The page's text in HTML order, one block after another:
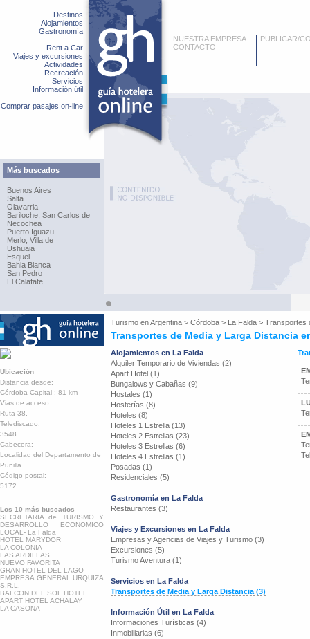
Destinos
Alojamientos
Gastronomía
Rent a Car
Viajes y excursiones
Actividades
Recreación
Servicios
Información útil
Comprar pasajes on-line
Más buscados
Buenos Aires
Salta
Olavarria
Bariloche, San Carlos de
Necochea
Puerto Iguazu
Merlo, Villa de
Ushuaia
Esquel
Bahia Blanca
San Pedro
El Calafate
NUESTRA EMPRESA
CONTACTO
PUBLICAR/
Turismo enArgentina > Córdoba > La Falda > Transportes
Transportes de Media y Larga Distancia
Ubicación
Distancia desde:
Córdoba Capital : 81 km
Vias de acceso:
Ruta 38.
Telediscado:
3548
Cabecera:
Localidad del Departamento de
Punilla
Código postal:
5172
Los 10 más buscados
SECRETARIA de TURISMO Y
DESARROLLO ECONOMICO
LOCAL- La Falda
HOTEL MARYDOR
LA COLONIA
LAS ARDILLAS
NUEVO FAVORITA
GRAN HOTEL DEL LAGO
EMPRESA GENERAL URQUIZA
S.R.L.
BALCON DEL SOL HOTEL
APART HOTEL ACHALAY
LA CASONA
Alojamientos en La Falda
Alquiler Temporario de Viviendas (2)
Apart Hotel (1)
Bungalows y Cabañas (9)
Hostales (1)
Hosterías (8)
Hoteles (8)
Hoteles 1 Estrella (13)
Hoteles 2 Estrellas (23)
Hoteles 3 Estrellas (6)
Hoteles 4 Estrellas (1)
Posadas (1)
Residenciales (5)
Gastronomía en La Falda
Restaurantes (3)
Viajes y Excursiones en La Falda
Empresas y Agencias de Viajes y Turismo (3)
Excursiones (5)
Turismo Aventura (1)
Servicios en La Falda
Transportes de Media y Larga Distancia (3)
Información Útil en La Falda
Informaciones Turísticas (4)
Inmobiliarias (6)